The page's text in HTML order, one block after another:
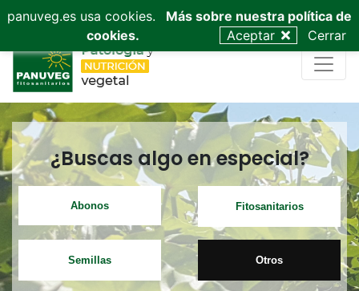
953 53 03 68 admin@panuveg.es 628 09 47 40
¿Buscas algo en especial?
Abonos Fitosanitarios
Semillas Otros
panuveg.es usa cookies.
Más sobre nuestra política de
cookies.
Aceptar Cerrar